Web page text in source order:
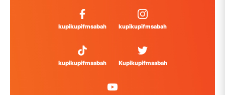
kupikupifmsabah kupikupifmsabah
kupikupifmsabah Kupikupifmsabah